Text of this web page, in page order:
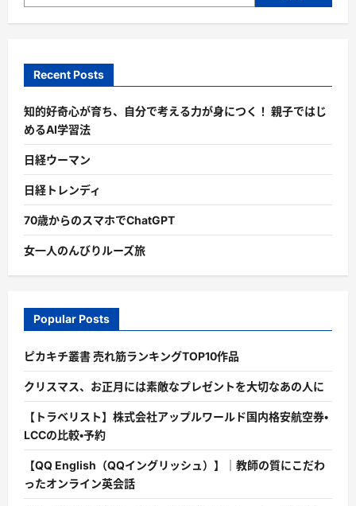
Recent Posts
知的好奇心が育ち、自分で考える力が身につく！ 親子ではじ
めるAI学習法
日経ウーマン
日経トレンディ
70歳からのスマホでChatGPT
女一人のんびりルーズ旅
Popular Posts
ピカキチ叢書 売れ筋ランキングTOP10作品
クリスマス、お正月には素敵なプレゼントを大切なあの人に
【トラベリスト】株式会社アップルワールド国内格安航空券・
LCCの比較・予約
【QQ English（QQイングリッシュ）】｜教師の質にこだわ
ったオンライン英会話